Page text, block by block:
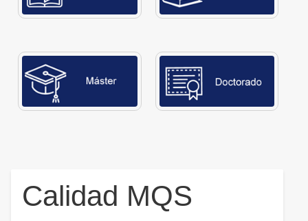
Calidad MQS